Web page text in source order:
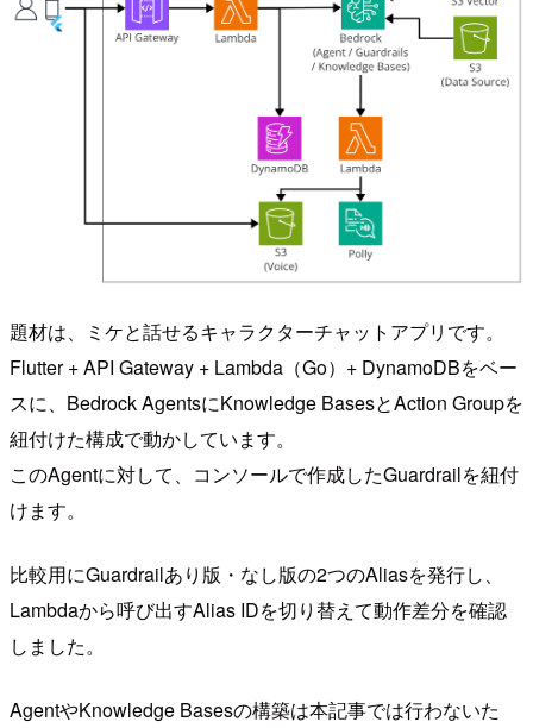
題材は、ミケと話せるキャラクターチャットアプリです。
Flutter + API Gateway + Lambda（Go）+ DynamoDBをベー
スに、Bedrock AgentsにKnowledge BasesとAction Groupを
紐付けた構成で動かしています。
このAgentに対して、コンソールで作成したGuardrailを紐付
けます。
比較用にGuardrailあり版・なし版の2つのAliasを発行し、
Lambdaから呼び出すAlias IDを切り替えて動作差分を確認
しました。
AgentやKnowledge Basesの構築は本記事では行わないた